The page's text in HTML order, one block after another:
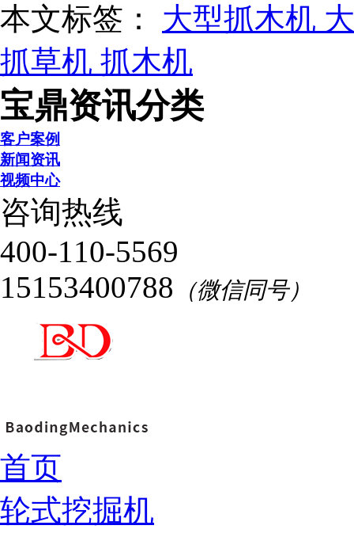
本文标签： 大型抓木机
抓草机 抓木机
宝鼎资讯分类
客户案例
新闻资讯
视频中心
咨询热线
400-110-5569
15153400788 （微信同号）
首页
轮式挖掘机